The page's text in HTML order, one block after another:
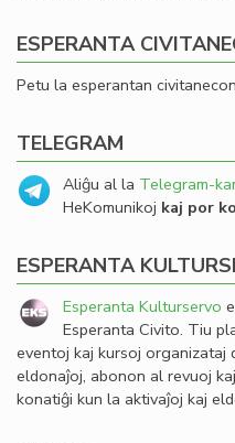
ESPERANTA
Petu la esperantan
TELEGRAM
Aliĝu al la Telegram-
HeKomunikoj kaj por
ESPERANTA
Esperanta Kulturservo
Esperanta Civito. Tiu
eventoj kaj kursoj organizataj
eldonaĵoj, abonon al revuoj
konatiĝi kun la aktivaĵoj kaj